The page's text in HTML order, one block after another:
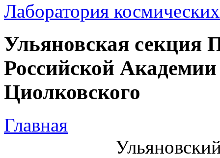
Лаборатория
Ульяновская секция
Российской
Циолковского
Главная